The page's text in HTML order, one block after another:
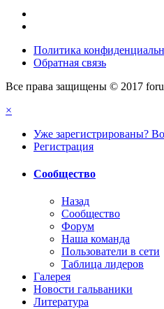
Политика
Обратная связь
Все права защищены © 2017
×
Уже зарегистрированы?
Регистрация
Сообщество
Назад
Сообщество
Форум
Наша команда
Пользователи в сети
Таблица лидеров
Галерея
Новости гальваники
Литература